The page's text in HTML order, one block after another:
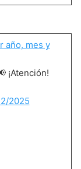
año, mes y
¡Atención!
2025